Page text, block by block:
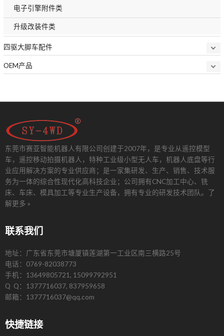
电子引擎附件类
升级改装件类
四驱大脚车配件
OEM产品
东莞市赛亚智能机器人有限公司创建于2007年，是专业从遥控模型
车，遥控移动拍摄机器人，特种工业级小型无人车，机器人底盘等行
业应用解决方案的专业供应商；是一家集研发、生产、销售、技术服
务为一体的综合性现代化高科技企业；公司拥有CNC加工中心、铣
床、车床、模具加工等专业生产设备，拥有专业的研发技术团队。 了
解更多 »
联系我们
地址：广东省东莞市塘厦镇莲湖第一工业区南三横路25号
电话：0769-82038773
手机：13649805721, 15099792951
Q Q：1377716037, 837959658
邮箱：1377716037@qq.com
快捷链接